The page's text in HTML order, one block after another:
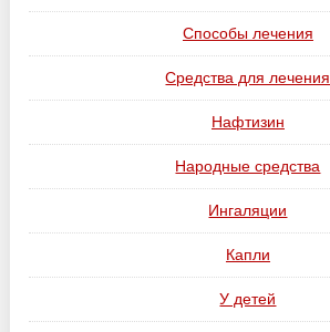
Способы лечения
Средства для лечения
Нафтизин
Народные средства
Ингаляции
Капли
У детей